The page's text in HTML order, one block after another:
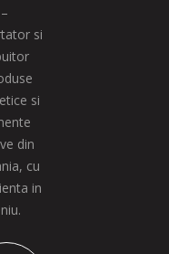
si
si
din
cu
in